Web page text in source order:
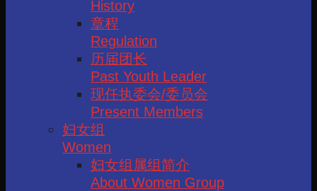
History
章程
Regulation
历届团长
Past Youth Leader
现任执委会/委员会
Present Members
妇女组
Women
妇女组属组简介
About Women Group